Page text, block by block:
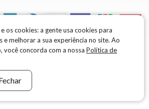
DA ROUPA © 2026
-CNPJ 39.426.709/0001-99 / IE: 0917651-96
ANDAR, B. BELA VISTA - SANTA CRUZ DO CAPIBARIBE -
e os cookies: a gente usa cookies para
e melhorar a sua experiência no site. Ao
você concorda com a nossa Política de